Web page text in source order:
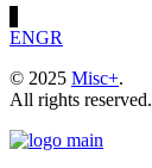
ENGR
© 2025 Misc+.
All rights reserved.